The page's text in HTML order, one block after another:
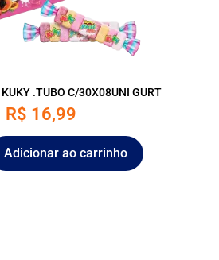
.TUBO C/30X08UNI GURT
R$ 16,99
Adicionar ao carrinho